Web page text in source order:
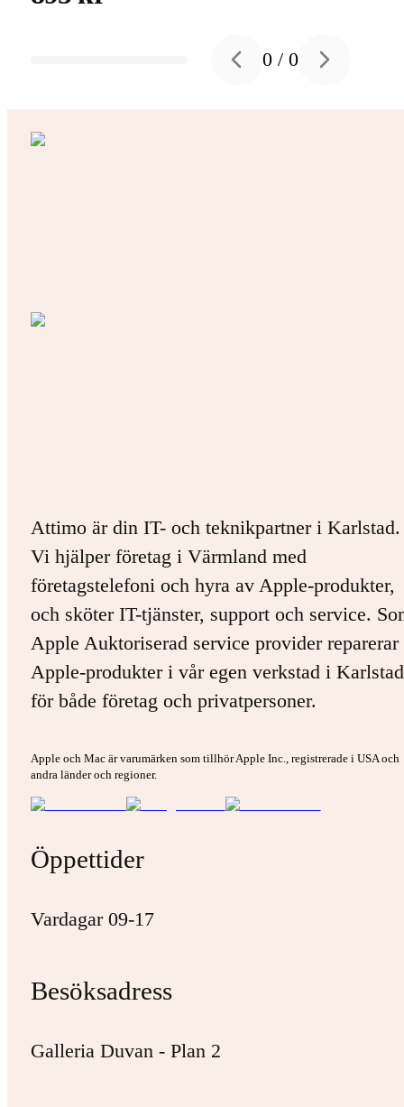
Previous slide
0 /0 Next slide
Attimo är din IT- och teknikpartner i Karlstad.
Vi hjälper företag i Värmland med
företagstelefoni och hyra av Apple-produkter,
och sköter IT-tjänster, support och service.
Apple Auktoriserad service provider
Apple-produkter i vår egen verkstad i
för både företag och privatpersoner.
Apple och Mac är varumärken som tillhör Apple Inc., registrerade i USA och
andra länder och regioner.
Öppettider
Vardagar 09-17
Besöksadress
Galleria Duvan - Plan 2